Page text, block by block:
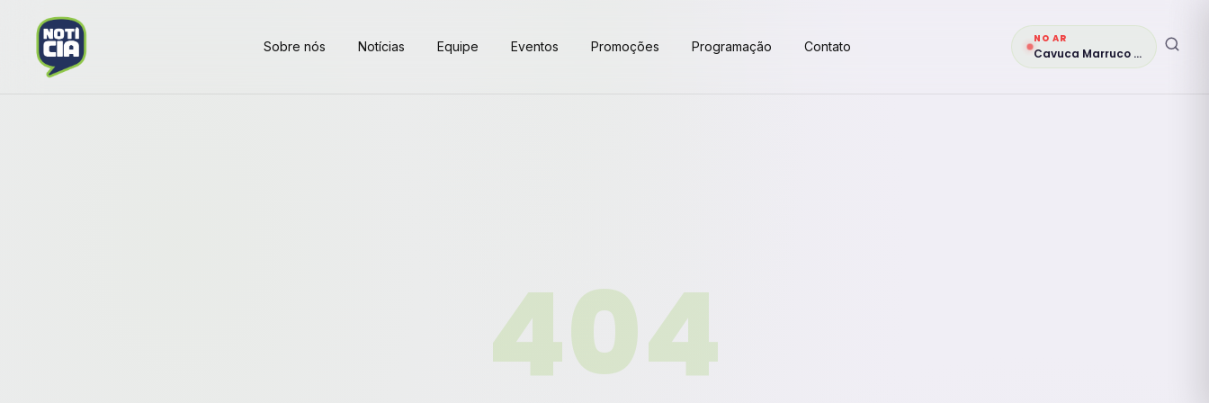
Sobre nós Notícias Equipe Eventos Promoções Programação Contato
NO AR
Cavuca Marruco Véio
404